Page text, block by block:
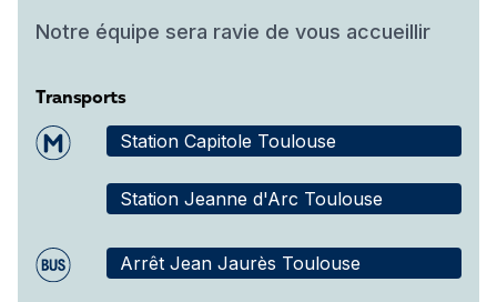
Notre équipe sera ravie de vous accueillir
Transports
Station Capitole Toulouse
Station Jeanne d'Arc Toulouse
Arrêt Jean Jaurès Toulouse